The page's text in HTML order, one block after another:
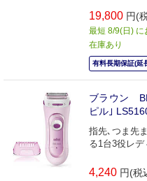
19,800 円(
最短 8/9(日) に
在庫あり
有料長期保証(延
ブラウン
ピル｣
指先､つま先
る1台3役レデ
4,240 円(税